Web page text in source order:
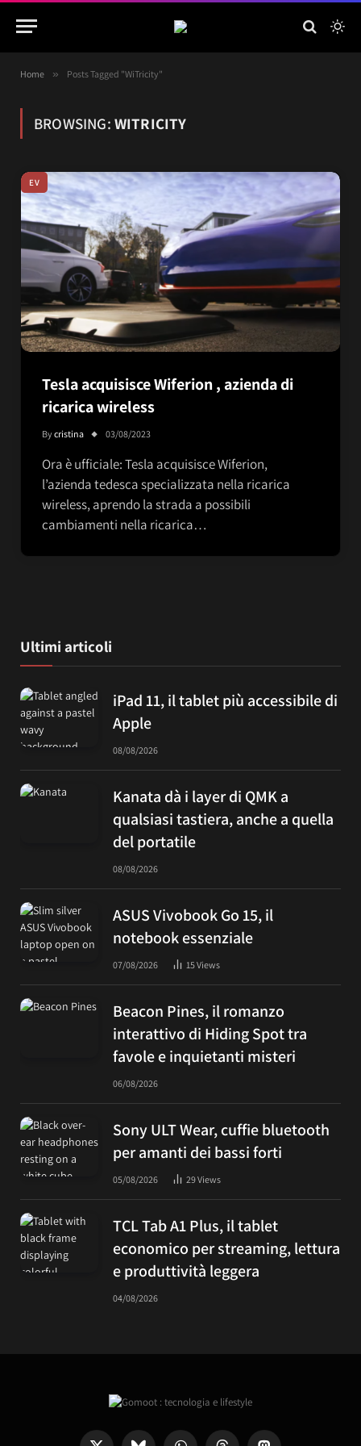
Home » Posts Tagged "WiTricity"
BROWSING: WITRICITY
EV
Tesla acquisisce Wiferion , azienda di
ricarica wireless
Bycristina 03/08/2023
Ora è ufficiale: Tesla acquisisce Wiferion,
l’azienda tedesca specializzata nella ricarica
wireless, aprendo la strada a possibili
cambiamenti nella ricarica…
Ultimi articoli
iPad 11, il tablet più accessibile di
Apple
08/08/2026
Kanata dà i layer di QMK a
qualsiasi tastiera, anche a quella
del portatile
08/08/2026
ASUS Vivobook Go 15, il
notebook essenziale
07/08/2026 15Views
Beacon Pines, il romanzo
interattivo di Hiding Spot tra
favole e inquietanti misteri
06/08/2026
Sony ULT Wear, cuffie bluetooth
per amanti dei bassi forti
05/08/2026 29Views
TCL Tab A1 Plus, il tablet
economico per streaming, lettura
e produttività leggera
04/08/2026